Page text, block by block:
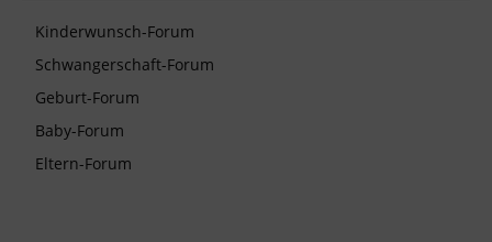
Kinderwunsch-Forum
Schwangerschaft-Forum
Geburt-Forum
Baby-Forum
Eltern-Forum